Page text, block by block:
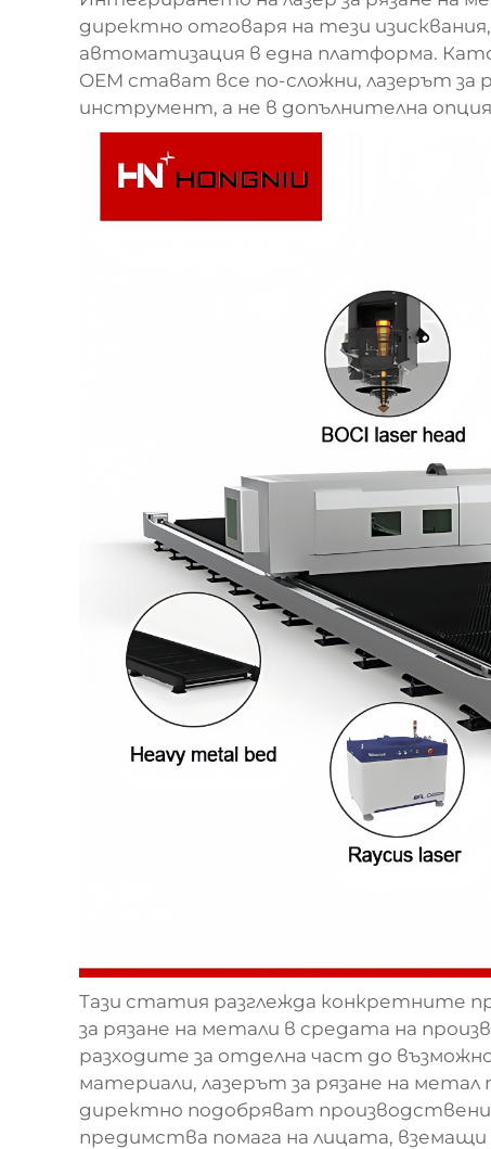
директно отговаря на тези
автоматизация в една платформа.
OEM стават все по-сложни, лазерът за
инструмент, а не в допълнителна
Тази статия разглежда конкретните
за рязане на метали в средата на
разходите за отделна част до
материали, лазерът за рязане на
директно подобряват
предимства помага на лицата,